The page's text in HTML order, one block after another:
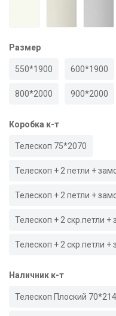
Размер
550*1900 600*1900
800*2000 900*2000
Коробка к-т
Телескоп 75*2070
Телескоп + 2 петли +
Телескоп + 2 петли +
Телескоп + 2 скр.петли
Телескоп + 2 скр.петли
Наличник к-т
Телескоп Плоский